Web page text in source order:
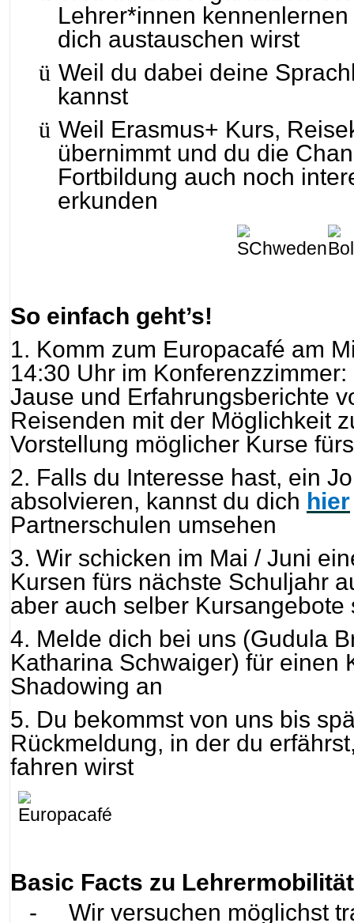
Lehrer*innen
dich austauschen wirst
ü Weil du dabei deine
kannst
ü Weil Erasmus+ Kurs,
übernimmt und du die
Fortbildung auch noch
erkunden
So einfach geht’s!
1. Komm zum Europacafé am
14:30 Uhr im
Jause und Erfahrungsberichte
Reisenden mit der Möglichkeit
Vorstellung möglicher Kurse
2. Falls du Interesse hast, ein
absolvieren, kannst du dich hier
Partnerschulen umsehen
3. Wir schicken im Mai / Juni
Kursen fürs nächste Schuljahr
aber auch selber Kursangebote
4. Melde dich bei uns (Gudula
Katharina Schwaiger) für einen
Shadowing an
5. Du bekommst von uns bis
Rückmeldung, in der du
fahren wirst
Basic Facts zu
-
Wir versuchen möglichst